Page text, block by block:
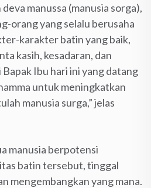
manussa (manusia sorga),
orang yang selalu berusaha
karakter batin yang baik,
kasih, kesadaran, dan
Ibu hari ini yang datang
untuk meningkatkan
manusia surga,” jelas
manusia berpotensi
batin tersebut, tinggal
mengembangkan yang mana.